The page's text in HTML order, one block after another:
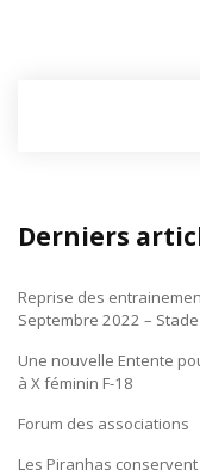
Derniers
Reprise des
Septembre 2022 –
Une nouvelle Entente
à X féminin F-18
Forum des associations
Les Piranhas